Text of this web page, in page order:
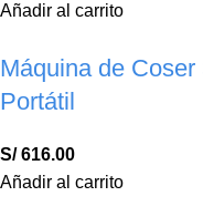
Añadir al carrito
Máquina de
Portátil
S/616.00
Añadir al carrito